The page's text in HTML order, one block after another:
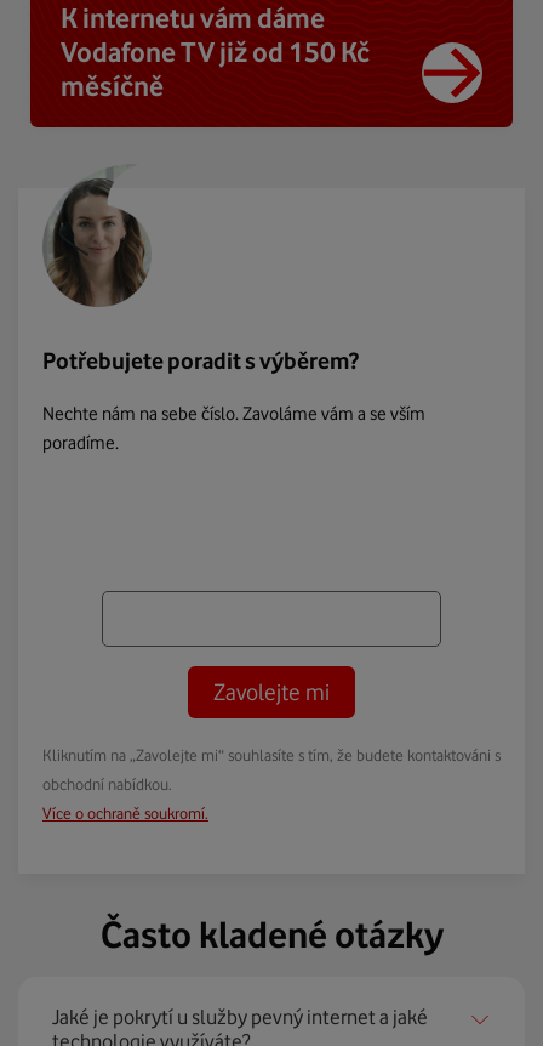
K internetu vám dáme
Vodafone TV již od 150 Kč
měsíčně
Potřebujete poradit s výběrem?
Nechte nám na sebe číslo. Zavoláme vám a se vším
poradíme.
Zavolejte mi
Kliknutím na „Zavolejte mi“ souhlasíte s tím, že budete kontaktováni s
obchodní nabídkou.
Více o ochraně soukromí.
Často kladené otázky
Jaké je pokrytí u služby pevný internet a jaké
technologie využíváte?